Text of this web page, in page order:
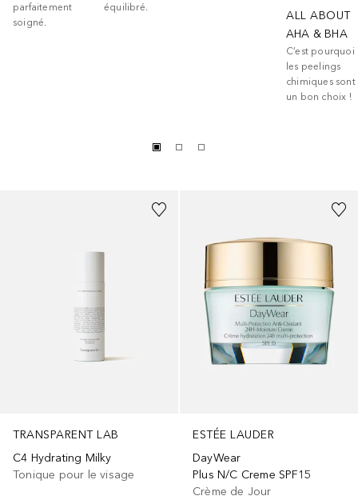
parfaitement
soigné.
équilibré.
ALL ABOUT
AHA & BHA
C’est pourquoi
les peelings
chimiques sont
un bon choix !
TRANSPARENT LAB
C4 Hydrating Milky
Tonique pour le visage
ESTÉE LAUDER
DayWear
Plus N/C Creme SPF15
Crème de Jour